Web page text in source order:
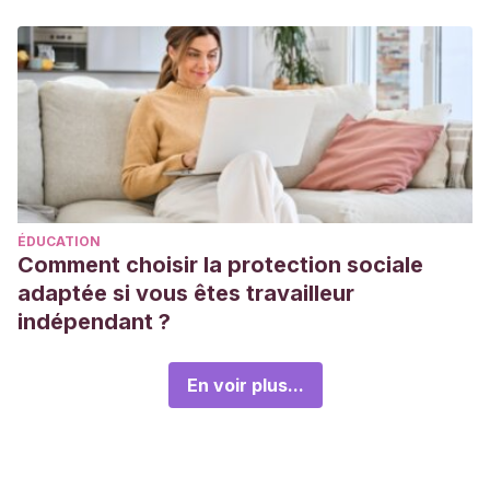
ÉDUCATION
Comment choisir la protection sociale
adaptée si vous êtes travailleur
indépendant ?
En voir plus...